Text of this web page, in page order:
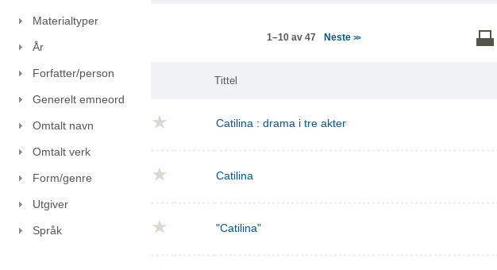
Materialtyper
År
Forfatter/person
Generelt emneord
Omtalt navn
Omtalt verk
Form/genre
Utgiver
Språk
1–10 av 47 Neste>>
Tittel
Catilina : drama i tre akter
Catilina
"Catilina"